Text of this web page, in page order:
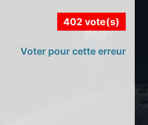
402 vote(s)
Voter pour cette erreur